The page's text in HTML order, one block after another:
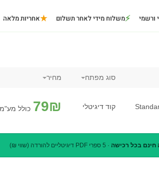
ורשמי ⚡משלוח מידי לאחר תשלום ★אחריות מלאה
סוג מפתח מחיר
קוד דיגיטלי 79₪ כולל
חינם בכל רכישה · 5 ספרי PDF דיגיטליים להורדה (שווי ₪)